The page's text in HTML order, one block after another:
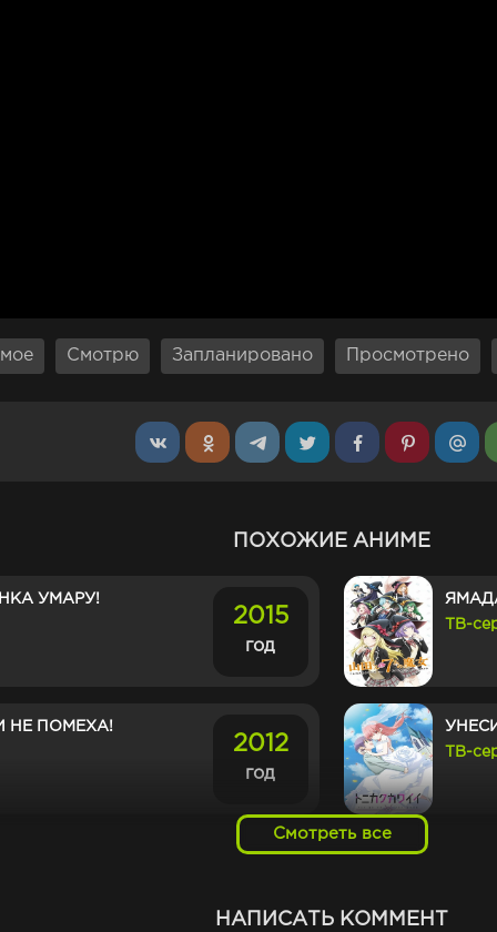
Смотрю Запланировано Просмотрено
ПОХОЖИЕ АНИМЕ
УМАРУ!
2015
год
ТВ-
НЕ ПОМЕХА!
2012
год
ТВ-
Смотреть все
НАПИСАТЬ КОММЕНТ